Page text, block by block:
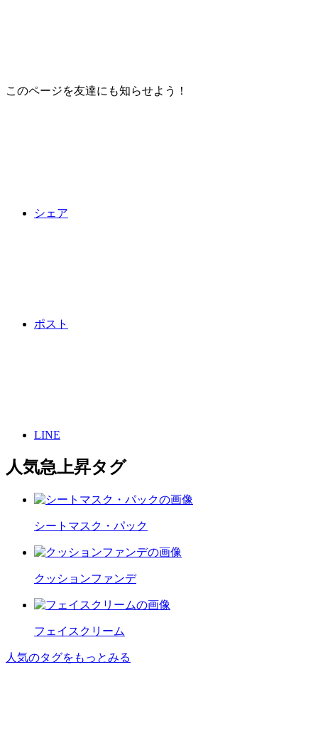
このページを友達にも知らせよう！
シェア
ポスト
LINE
人気急上昇タグ
シートマスク・パック
クッションファンデ
フェイスクリーム
人気のタグをもっとみる